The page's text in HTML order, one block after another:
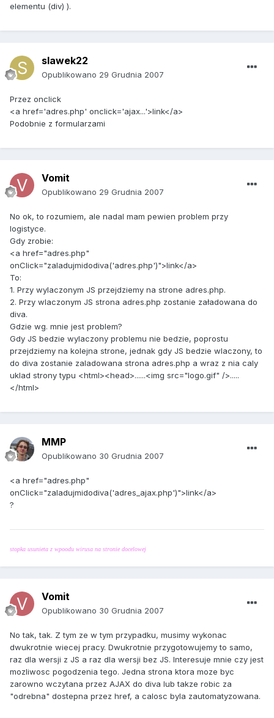
elementu (div) ).
slawek22
Opublikowano 29 Grudnia 2007
Przez onclick
<a href='adres.php' onclick='ajax...'>link</a>
Podobnie z formularzami
Vomit
Opublikowano 29 Grudnia 2007
No ok, to rozumiem, ale nadal mam pewien problem przy
logistyce.
Gdy zrobie:
<a href="adres.php"
onClick="zaladujmidodiva('adres.php')">link</a>
To:
1. Przy wylaczonym JS przejdziemy na strone adres.php.
2. Przy wlaczonym JS strona adres.php zostanie załadowana do
diva.
Gdzie wg. mnie jest problem?
Gdy JS bedzie wylaczony problemu nie bedzie, poprostu
przejdziemy na kolejna strone, jednak gdy JS bedzie wlaczony, to
do diva zostanie zaladowana strona adres.php a wraz z nia caly
uklad strony typu <html><head>......<img src="logo.gif" />.....
</html>
MMP
Opublikowano 30 Grudnia 2007
<a href="adres.php"
onClick="zaladujmidodiva('adres_ajax.php')">link</a>
?
stopka usunieta z wpoodu wirusa na stronie docelowej
Vomit
Opublikowano 30 Grudnia 2007
No tak, tak. Z tym ze w tym przypadku, musimy wykonac
dwukrotnie wiecej pracy. Dwukrotnie przygotowujemy to samo,
raz dla wersji z JS a raz dla wersji bez JS. Interesuje mnie czy jest
mozliwosc pogodzenia tego. Jedna strona ktora moze byc
zarowno wczytana przez AJAX do diva lub takze robic za
"odrebna" dostepna przez href, a calosc byla zautomatyzowana.